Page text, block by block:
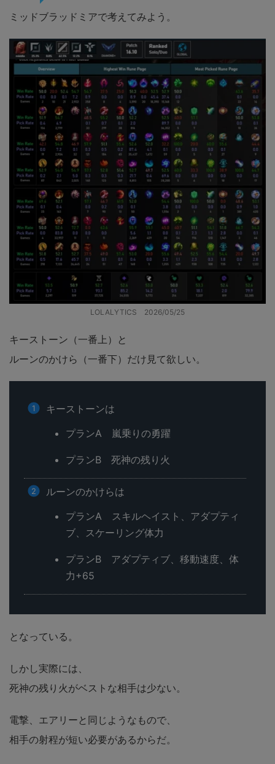
ミッドブラッドミアで考えてみよう。
LOLALYTICS 2026/05/25
キーストーン（一番上）と
ルーンのかけら（一番下）だけ見て欲しい。
キーストーンは
プランA 嵐乗りの勇躍
プランB 死神の残り火
ルーンのかけらは
プランA スキルヘイスト、アダプティ
ブ、スケーリング体力
プランB アダプティブ、移動速度、体
力+65
となっている。
しかし実際には、
死神の残り火がベストな相手は少ない。
電撃、エアリーと同じようなもので、
相手の射程が短い必要があるからだ。